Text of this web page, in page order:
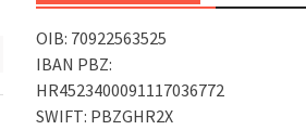
OIB: 70922563525
IBAN PBZ:
HR4523400091117036772
SWIFT: PBZGHR2X